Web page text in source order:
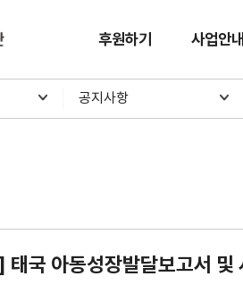
후원하기 사업안내
공지사항
국 아동성장발달보고서 및